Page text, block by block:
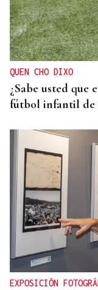
QUEN CHO DIXO
¿Sabe usted que
fútbol infantil de
EXPOSICIÓN